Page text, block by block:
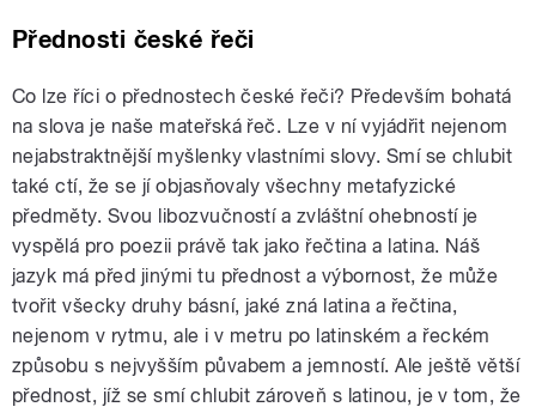
Přednosti české řeči
Co lze říci o přednostech české řeči? Především bohatá
na slova je naše mateřská řeč. Lze v ní vyjádřit nejenom
nejabstraktnější myšlenky vlastními slovy. Smí se chlubit
také ctí, že se jí objasňovaly všechny metafyzické
předměty. Svou libozvučností a zvláštní ohebností je
vyspělá pro poezii právě tak jako řečtina a latina. Náš
jazyk má před jinými tu přednost a výbornost, že může
tvořit všecky druhy básní, jaké zná latina a řečtina,
nejenom v rytmu, ale i v metru po latinském a řeckém
způsobu s nejvyšším půvabem a jemností. Ale ještě větší
přednost, jíž se smí chlubit zároveň s latinou, je v tom, že